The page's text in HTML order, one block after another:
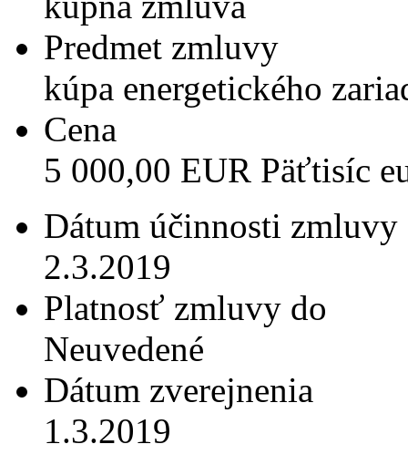
Predmet zmluvy
kúpa energetického
Cena
5 000,00 EUR Päťtisíc
Dátum účinnosti zmluvy
2.3.2019
Platnosť zmluvy do
Neuvedené
Dátum zverejnenia
1.3.2019